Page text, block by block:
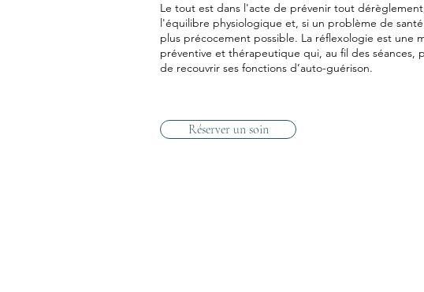
Le tout est dans l'acte de prévenir tout
l'équilibre physiologique et, si un problème de
plus précocement possible. La réflexologie est une
préventive et thérapeutique qui, au fil des séances,
de recouvrir ses fonctions d’auto-guérison.
Réserver un soin